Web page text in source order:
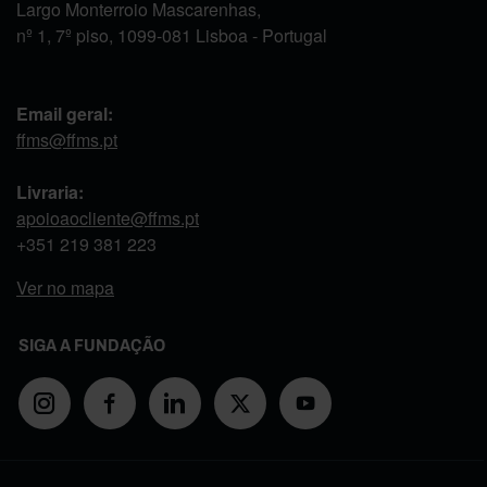
Largo Monterroio Mascarenhas,
nº 1, 7º piso, 1099-081 Lisboa - Portugal
Email geral:
ffms@ffms.pt
Livraria:
apoioaocliente@ffms.pt
+351 219 381 223
Ver no mapa
SIGA A FUNDAÇÃO